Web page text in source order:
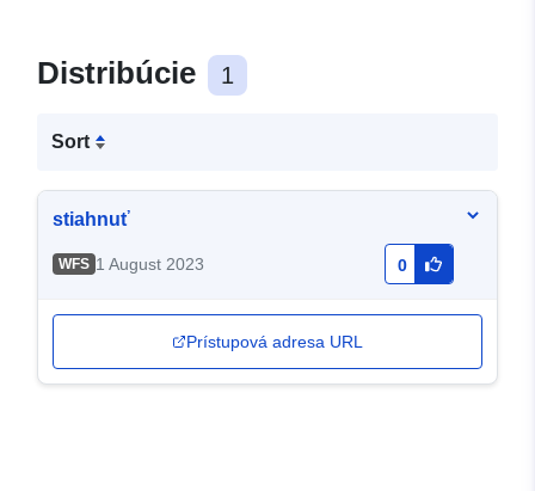
Distribúcie 1
Sort
stiahnuť
WFS 1 August 2023 0
Prístupová adresa URL